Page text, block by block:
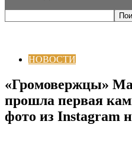
НОВОСТИ
«Громовержцы»
прошла первая
фото из Instagram